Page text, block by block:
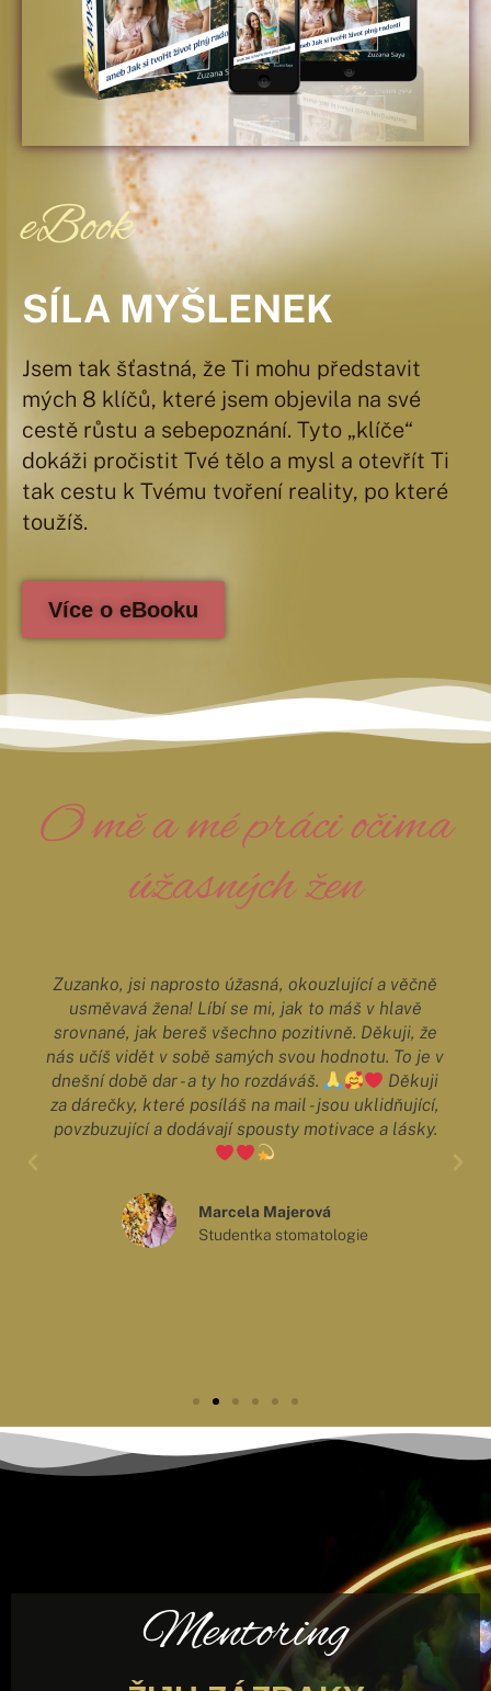
eBook
SÍLA MYŠLENEK
Jsem tak šťastná, že Ti mohu představit
mých 8 klíčů, které jsem objevila na své
cestě růstu a sebepoznání. Tyto „klíče“
dokáži pročistit Tvé tělo a mysl a otevřít Ti
tak cestu k Tvému tvoření reality, po které
toužíš.
Více o eBooku
O mě a mé práci očima
úžasných žen
Zuzanko, jsi naprosto úžasná, okouzlující a věčně
usměvavá žena! Líbí se mi, jak to máš v hlavě
srovnané, jak bereš všechno pozitivně. Děkuji, že
nás učíš vidět v sobě samých svou hodnotu. To je v
dnešní době dar - a ty ho rozdáváš.
Děkuji
za dárečky, které posíláš na mail - jsou uklidňující,
povzbuzující a dodávají spousty motivace a lásky.
Marcela Majerová
Studentka stomatologie
Mentoring